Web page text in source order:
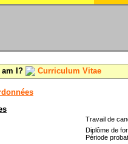
am I? Curriculum Vitae
Travail de
Diplôme de
Période